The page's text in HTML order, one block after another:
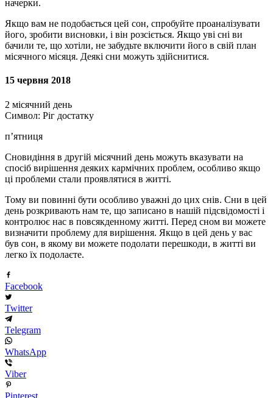
начерки.
Якщо вам не подобається цей сон, спробуйте проаналізувати
його, зробити висновки, і він розсіється. Якщо уві сні ви
бачили те, що хотіли, не забудьте включити його в свій план
місячного місяця. Деякі сни можуть здійснитися.
15 червня 2018
2 місячний день
Символ: Ріг достатку
п’ятниця
Сновидіння в другій місячний день можуть вказувати на
спосіб вирішення деяких кармічних проблем, особливо якщо
ці проблеми стали проявлятися в житті.
Тому ви повинні бути особливо уважні до цих снів. Сни в цей
день розкривають нам те, що записано в нашій підсвідомості і
контролює нас в повсякденному житті. Перед сном ви можете
визначити проблему для вирішення. Якщо в цей день у вас
був сон, в якому ви можете подолати перешкоди, в житті ви
легко їх подолаєте.
Facebook
Twitter
Telegram
WhatsApp
Viber
Pinterest